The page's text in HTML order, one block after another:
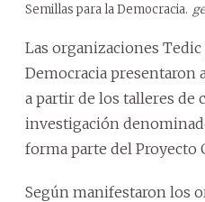
Semillas para la Democracia.
Las organizaciones Tedic
Democracia presentaron
a partir de los talleres de
investigación
forma parte del Proyecto
Según manifestaron los